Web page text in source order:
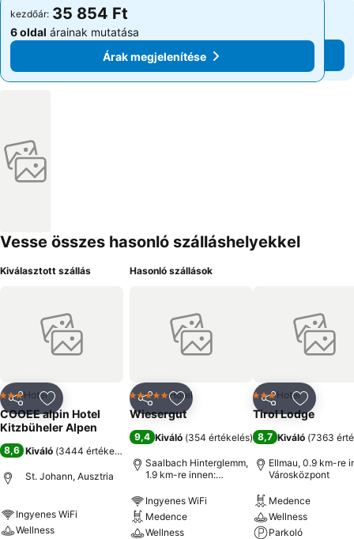
kezdőár: 35 854 Ft
6 oldal árainak mutatása
Árak megjelenítése
kezdőár: 35 854 Ft
6 oldal árainak mutatása
Árak megjelenítése
Vesse összes hasonló szálláshelyekkel
Kiválasztott szállás
MegosztásHozzáadás a kedvencekhez
3 Kategória
Hotel
COOEE alpin Hotel
Kitzbüheler Alpen
8,6 Kiváló (3444 értékelés
St. Johann, Ausztria
Ingyenes WiFi
Wellness
Hasonló szállások
MegosztásHozzáadás a kedvencekhez
5 KategóriaHotel
Wiesergut
9,4 Kiváló (354 értékelés)
Saalbach Hinterglemm,
1.9 km-re innen:
Ingyenes WiFi
Medence
Wellness
Megosztás
3 Kategória
Hotel
Tirol Lodge
8,7 Kiváló (7363
Ellmau, 0.9 km-re
Városközpont
Medence
Wellness
Parkoló